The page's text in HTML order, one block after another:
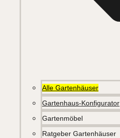
Alle Gartenhäuser
Gartenhaus-Konfigurator
Gartenmöbel
Ratgeber Gartenhäuser